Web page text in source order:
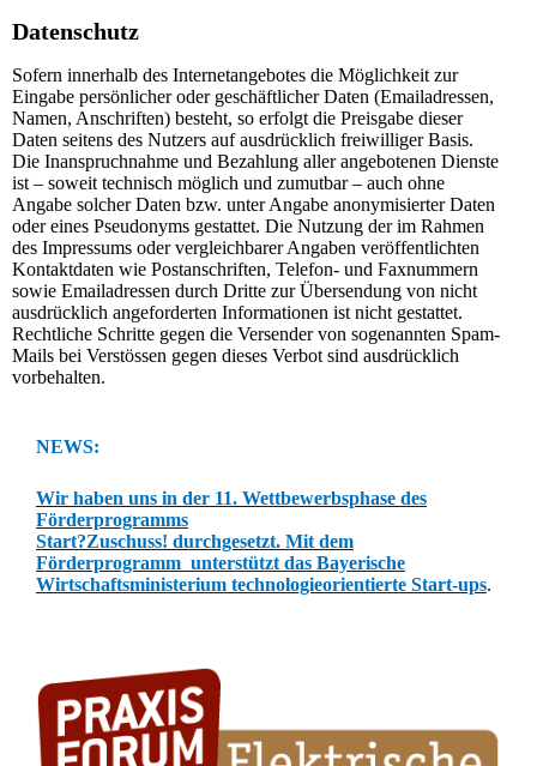
Datenschutz
Sofern innerhalb des Internetangebotes die Möglichkeit zur
Eingabe persönlicher oder geschäftlicher Daten (Emailadressen,
Namen, Anschriften) besteht, so erfolgt die Preisgabe dieser
Daten seitens des Nutzers auf ausdrücklich freiwilliger Basis.
Die Inanspruchnahme und Bezahlung aller angebotenen Dienste
ist – soweit technisch möglich und zumutbar – auch ohne
Angabe solcher Daten bzw. unter Angabe anonymisierter Daten
oder eines Pseudonyms gestattet. Die Nutzung der im Rahmen
des Impressums oder vergleichbarer Angaben veröffentlichten
Kontaktdaten wie Postanschriften, Telefon- und Faxnummern
sowie Emailadressen durch Dritte zur Übersendung von nicht
ausdrücklich angeforderten Informationen ist nicht gestattet.
Rechtliche Schritte gegen die Versender von sogenannten Spam-
Mails bei Verstössen gegen dieses Verbot sind ausdrücklich
vorbehalten.
NEWS:
Wir haben uns in der 11. Wettbewerbsphase des
Förderprogramms
Start?Zuschuss! durchgesetzt. Mit dem
Förderprogramm unterstützt das Bayerische
Wirtschaftsministerium technologieorientierte Start-ups.